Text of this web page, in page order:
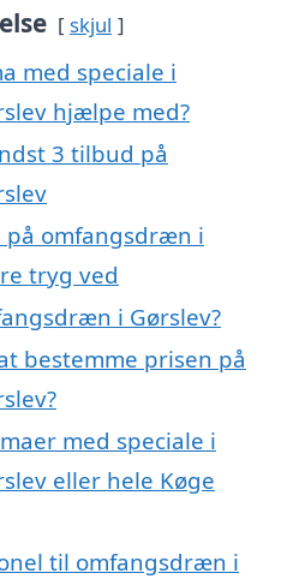
skjul
med speciale i
hjælpe med?
3 tilbud på
på omfangsdræn i
tryg ved
i Gørslev?
bestemme prisen på
med speciale i
eller hele Køge
til omfangsdræn i